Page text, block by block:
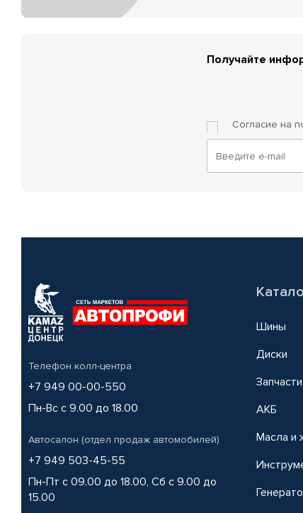
Получайте
Согласие на
Телефон колл-центра
+7 949 00-00-550
Пн-Вс с 9.00 до 18.00
Автосалон (отдел продаж автомобилей)
+7 949 503-45-55
Пн-Пт с 09.00 до 18.00, Сб с 9.00 до
15.00
Шины
Диски
Запчасти
АКБ
Масла и